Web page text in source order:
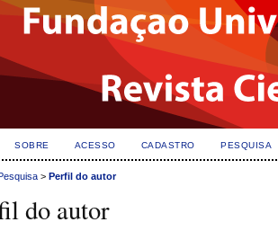
SOBRE ACESSO CADASTRO PESQUISA
> Perfil do autor
do autor